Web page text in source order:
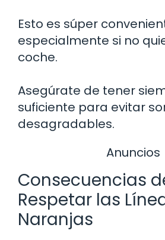
Esto es súper
especialmente si no
coche.
Asegúrate de tener
suficiente para evitar
desagradables.
Anuncios
Consecuencias
Respetar las
Naranjas